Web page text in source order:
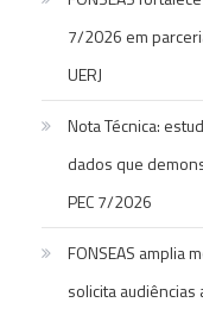
7/2026 em
UERJ
Nota Técnica:
dados que
PEC 7/2026
FONSEAS amplia
solicita